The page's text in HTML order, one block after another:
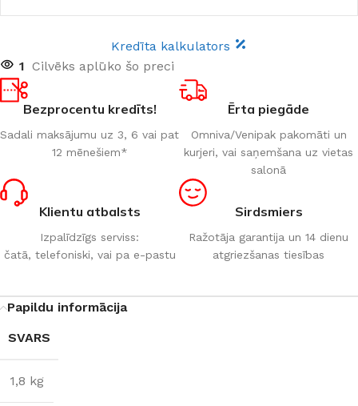
Kredīta kalkulators
1 Cilvēks aplūko šo preci
Bezprocentu kredīts!
Sadali maksājumu uz 3, 6 vai pat
12 mēnešiem*
Ērta piegāde
Omniva/Venipak pakomāti un
kurjeri, vai saņemšana uz vietas
salonā
Klientu atbalsts
Izpalīdzīgs serviss:
čatā, telefoniski, vai pa e-pastu
Sirdsmiers
Ražotāja garantija un 14 dienu
atgriezšanas tiesības
Papildu informācija
SVARS
1,8 kg